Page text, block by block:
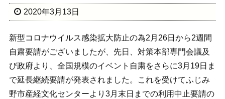
2020年3月13日
新型コロナウイルス感染拡大防止の為2月26日から2週間
自粛要請がございましたが、先日、対策本部専門会議及
び政府より、全国規模のイベント自粛をさらに3月19日ま
で延長継続要請が発表されました。これを受けてふじみ
野市産経文化センターより3月末日までの利用中止要請の